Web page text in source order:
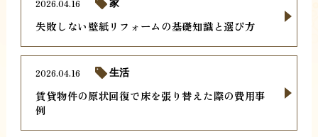
失敗しない壁紙リフォームの基礎知識と選び方
2026.04.16 家
賃貸物件の原状回復で床を張り替えた際の費用事
例
2026.04.16 生活